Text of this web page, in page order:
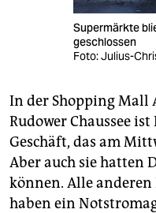
Supermärkte
geschlossen
Foto: Julius-
In der Shopping Mall
Rudower Chaussee
Geschäft, das am
Aber auch sie hatten
können. Alle anderen
haben ein